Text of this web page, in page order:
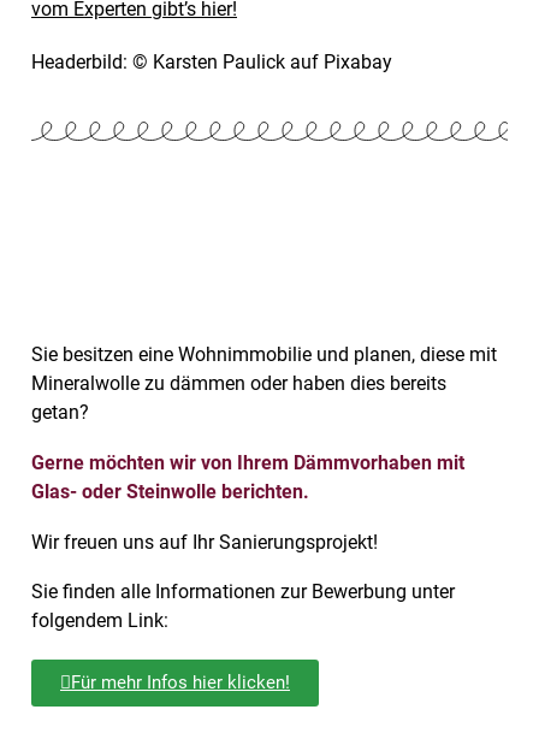
vom Experten gibt’s hier!
Headerbild: © Karsten Paulick auf Pixabay
Sie besitzen eine Wohnimmobilie und planen, diese mit
Mineralwolle zu dämmen oder haben dies bereits
getan?
Gerne möchten wir von Ihrem Dämmvorhaben mit
Glas- oder Steinwolle berichten.
Wir freuen uns auf Ihr Sanierungsprojekt!
Sie finden alle Informationen zur Bewerbung unter
folgendem Link:
Für mehr Infos hier klicken!